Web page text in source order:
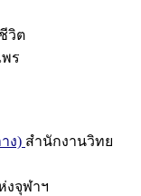
วิต
ร
ง) สำนักงานวิทย
งจุฬาฯ